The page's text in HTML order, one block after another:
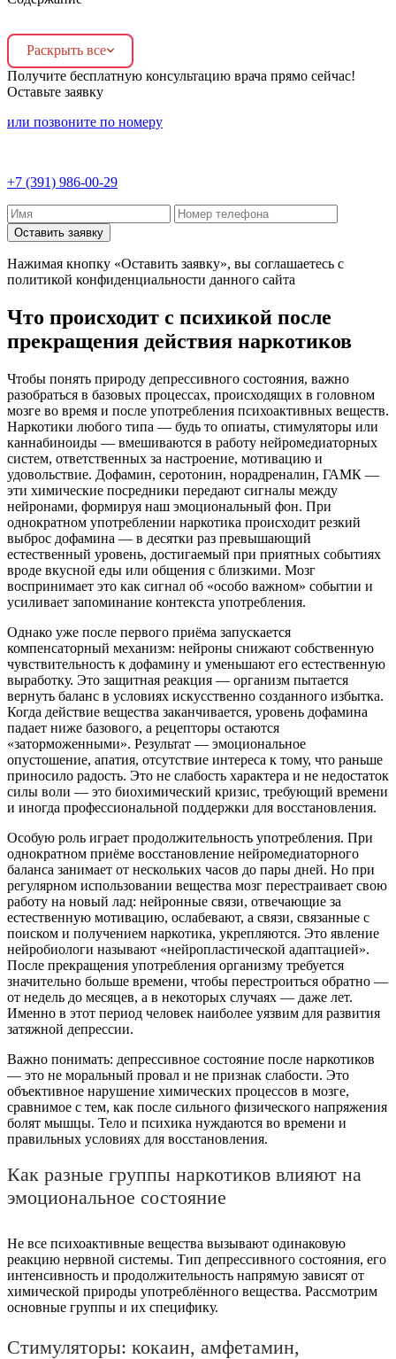
Раскрыть все
Получите бесплатную консультацию врача прямо сейчас!
Оставьте заявку
или позвоните по номеру
+7 (391) 986-00-29
Оставить заявку
Нажимая кнопку «Оставить заявку», вы соглашаетесь с
политикой конфиденциальности данного сайта
Что происходит с психикой после
прекращения действия наркотиков
Чтобы понять природу депрессивного состояния, важно
разобраться в базовых процессах, происходящих в головном
мозге во время и после употребления психоактивных веществ.
Наркотики любого типа — будь то опиаты, стимуляторы или
каннабиноиды — вмешиваются в работу нейромедиаторных
систем, ответственных за настроение, мотивацию и
удовольствие. Дофамин, серотонин, норадреналин, ГАМК —
эти химические посредники передают сигналы между
нейронами, формируя наш эмоциональный фон. При
однократном употреблении наркотика происходит резкий
выброс дофамина — в десятки раз превышающий
естественный уровень, достигаемый при приятных событиях
вроде вкусной еды или общения с близкими. Мозг
воспринимает это как сигнал об «особо важном» событии и
усиливает запоминание контекста употребления.
Однако уже после первого приёма запускается
компенсаторный механизм: нейроны снижают собственную
чувствительность к дофамину и уменьшают его естественную
выработку. Это защитная реакция — организм пытается
вернуть баланс в условиях искусственно созданного избытка.
Когда действие вещества заканчивается, уровень дофамина
падает ниже базового, а рецепторы остаются
«заторможенными». Результат — эмоциональное
опустошение, апатия, отсутствие интереса к тому, что раньше
приносило радость. Это не слабость характера и не недостаток
силы воли — это биохимический кризис, требующий времени
и иногда профессиональной поддержки для восстановления.
Особую роль играет продолжительность употребления. При
однократном приёме восстановление нейромедиаторного
баланса занимает от нескольких часов до пары дней. Но при
регулярном использовании вещества мозг перестраивает свою
работу на новый лад: нейронные связи, отвечающие за
естественную мотивацию, ослабевают, а связи, связанные с
поиском и получением наркотика, укрепляются. Это явление
нейробиологи называют «нейропластической адаптацией».
После прекращения употребления организму требуется
значительно больше времени, чтобы перестроиться обратно —
от недель до месяцев, а в некоторых случаях — даже лет.
Именно в этот период человек наиболее уязвим для развития
затяжной депрессии.
Важно понимать: депрессивное состояние после наркотиков
— это не моральный провал и не признак слабости. Это
объективное нарушение химических процессов в мозге,
сравнимое с тем, как после сильного физического напряжения
болят мышцы. Тело и психика нуждаются во времени и
правильных условиях для восстановления.
Как разные группы наркотиков влияют на
эмоциональное состояние
Не все психоактивные вещества вызывают одинаковую
реакцию нервной системы. Тип депрессивного состояния, его
интенсивность и продолжительность напрямую зависят от
химической природы употреблённого вещества. Рассмотрим
основные группы и их специфику.
Стимуляторы: кокаин, амфетамин,